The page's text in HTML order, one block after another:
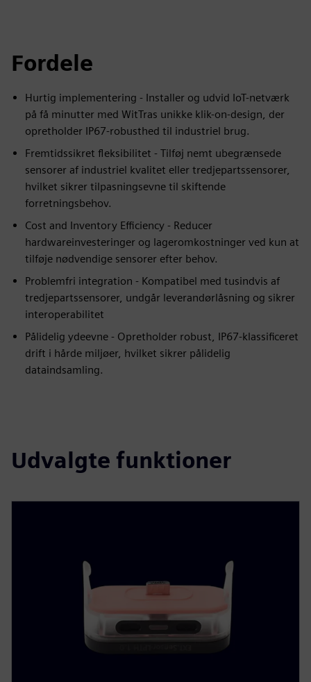
Fordele
Hurtig implementering - Installer og udvid IoT-netværk
på få minutter med WitTras unikke klik-on-design, der
opretholder IP67-robusthed til industriel brug.
Fremtidssikret fleksibilitet - Tilføj nemt ubegrænsede
sensorer af industriel kvalitet eller tredjepartssensorer,
hvilket sikrer tilpasningsevne til skiftende
forretningsbehov.
Cost and Inventory Efficiency - Reducer
hardwareinvesteringer og lageromkostninger ved kun at
tilføje nødvendige sensorer efter behov.
Problemfri integration - Kompatibel med tusindvis af
tredjepartssensorer, undgår leverandørlåsning og sikrer
interoperabilitet
Pålidelig ydeevne - Opretholder robust, IP67-klassificeret
drift i hårde miljøer, hvilket sikrer pålidelig
dataindsamling.
Udvalgte funktioner